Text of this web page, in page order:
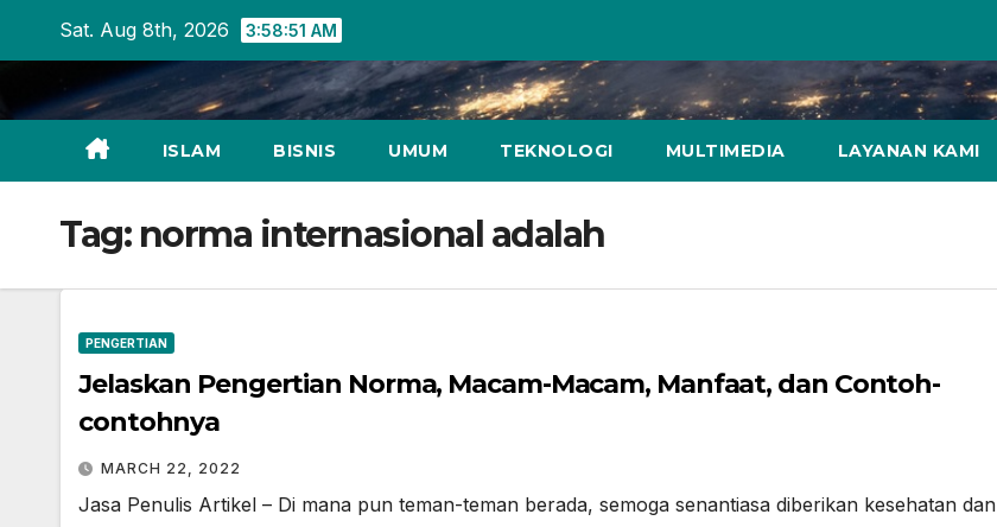
content
Sat. Aug 8th, 2026 3:58:51 AM
ISLAM BISNIS UMUM TEKNOLOGI MULTIMEDIA LAYANAN KAMI
Tag: norma internasional adalah
PENGERTIAN
Jelaskan Pengertian Norma, Macam-Macam, Manfaat, dan Contoh-
contohnya
MARCH 22, 2022
Jasa Penulis Artikel – Di mana pun teman-teman berada, semoga senantiasa diberikan kesehatan dan